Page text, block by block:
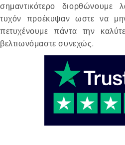
σημαντικότερο
τυχόν προέκυψαν ωστε να
πετυχένουμε πάντα την
βελτιωνόμαστε συνεχώς.